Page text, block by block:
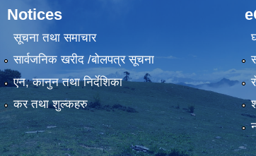
Notices
सूचना तथा समाचार
सार्वजनिक खरीद /बोलपत्र सूचना
एन, कानुन तथा निर्देशिका
कर तथा शुल्कहरु